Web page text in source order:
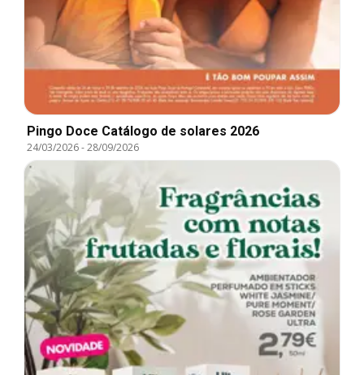
Pingo Doce Catálogo de solares 2026
24/03/2026-28/09/2026